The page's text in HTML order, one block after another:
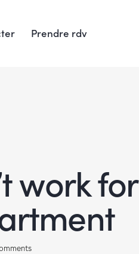
Prendre rdv
work for